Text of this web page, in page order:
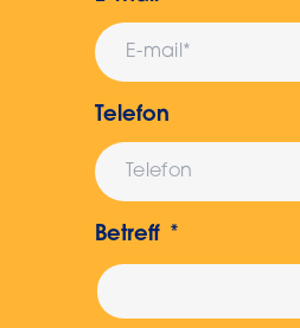
Telefon
Betreff